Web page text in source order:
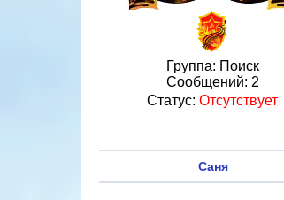
Группа: Поиск
Сообщений: 2
Статус: Отсутствует
Саня